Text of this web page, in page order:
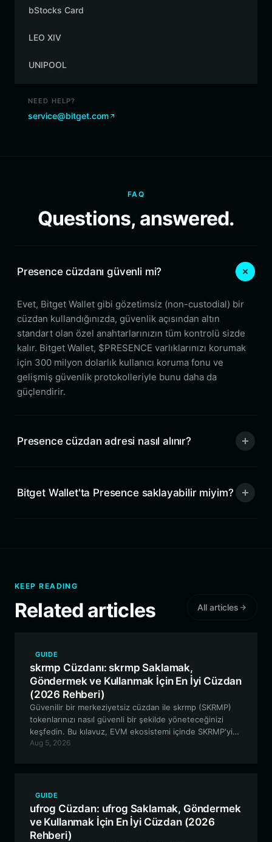
bStocks Card
LEO XIV
UNIPOOL
NEED HELP?
service@bitget.com
FAQ
Questions, answered.
Presence cüzdanı güvenli mi?
Evet, Bitget Wallet gibi gözetimsiz (non-custodial) bir
cüzdan kullandığınızda, güvenlik açısından altın
standart olan özel anahtarlarınızın tüm kontrolü sizde
kalır. Bitget Wallet, $PRESENCE varlıklarınızı korumak
için 300 milyon dolarlık kullanıcı koruma fonu ve
gelişmiş güvenlik protokolleriyle bunu daha da
güçlendirir.
Presence cüzdan adresi nasıl alınır?
Bitget Wallet'ta Presence saklayabilir miyim?
KEEP READING
Related articles All articles
GUIDE
skrmp Cüzdanı: skrmp Saklamak,
Göndermek ve Kullanmak İçin En İyi Cüzdan
(2026 Rehberi)
Güvenilir bir merkeziyetsiz cüzdan ile skrmp (SKRMP)
tokenlarınızı nasıl güvenli bir şekilde yöneteceğinizi
keşfedin. Bu kılavuz, EVM ekosistemi içinde SKRMP'yi
kurma, saklama ve kullanma hakkında bilmeniz gereken
Aug 5, 2026
GUIDE
ufrog Cüzdan: ufrog Saklamak, Göndermek
ve Kullanmak İçin En İyi Cüzdan (2026
Rehberi)